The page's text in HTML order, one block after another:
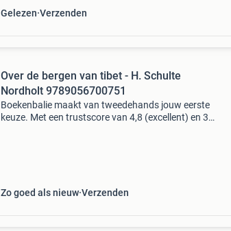
Gelezen Verzenden
Over de bergen van tibet - H. Schulte
Nordholt 9789056700751
Boekenbalie maakt van tweedehands jouw eerste
keuze. Met een trustscore van 4,8 (excellent) en 30
Zo goed als nieuw Verzenden